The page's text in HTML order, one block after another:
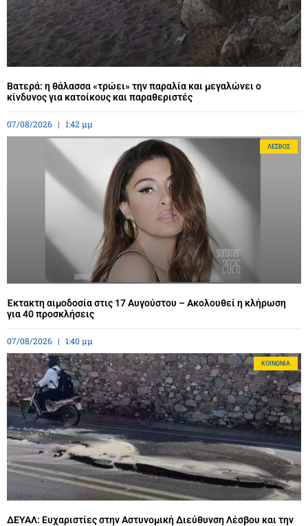
Βατερά: η θάλασσα «τρώει» την παραλία και μεγαλώνει ο
κίνδυνος για κατοίκους και παραθεριστές
07/08/2026 1:42 μμ
ΛΈΣΒΟΣ
Έκτακτη αιμοδοσία στις 17 Αυγούστου – Ακολουθεί η κλήρωση
για 40 προσκλήσεις
07/08/2026 1:40 μμ
ΚΟΙΝΩΝΊΑ
ΔΕΥΑΛ: Ευχαριστίες στην Αστυνομική Διεύθυνση Λέσβου και την